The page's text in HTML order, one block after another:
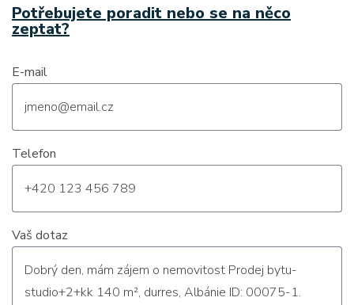
Potřebujete poradit nebo se na něco
zeptat?
E-mail
Telefon
Vaš dotaz